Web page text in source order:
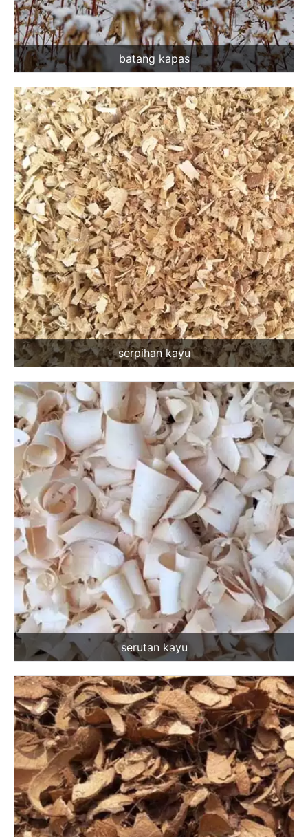
batang kapas
serpihan kayu
serutan kayu